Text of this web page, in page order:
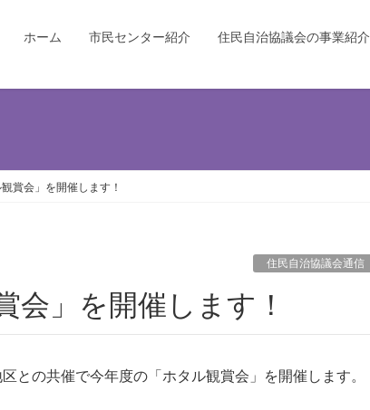
ホーム 市民センター紹介 住民自治協議会の事業紹介
賞会」を開催します！
住民自治協議会通信
会」を開催します！
との共催で今年度の「ホタル観賞会」を開催します。